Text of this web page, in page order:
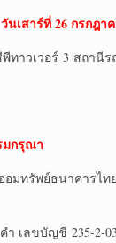
วันเสาร์ที่ 26 กรกฎา
ทาวเวอร์ 3 สถานี
มกรุณา
มทรัพย์ธนาคารไท
เลขบัญชี 235-2-